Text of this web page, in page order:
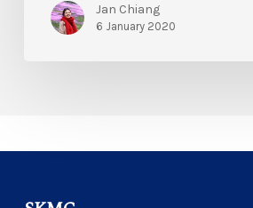
Jan Chiang
6 January 2020